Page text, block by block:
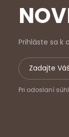
Prihláste sa k
Pri odoslaní